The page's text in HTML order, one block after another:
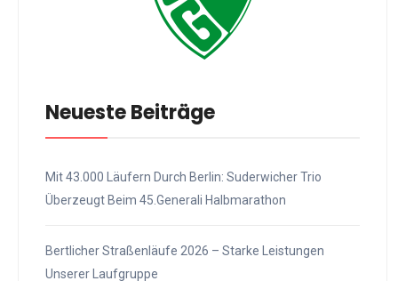
Neueste Beiträge
Mit 43.000 Läufern Durch Berlin: Suderwicher Trio
Überzeugt Beim 45.Generali Halbmarathon
Bertlicher Straßenläufe 2026 – Starke Leistungen
Unserer Laufgruppe